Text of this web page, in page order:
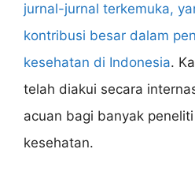
jurnal-jurnal terkemuka,
kontribusi besar dalam
kesehatan di Indonesia.
telah diakui secara
acuan bagi banyak
kesehatan.